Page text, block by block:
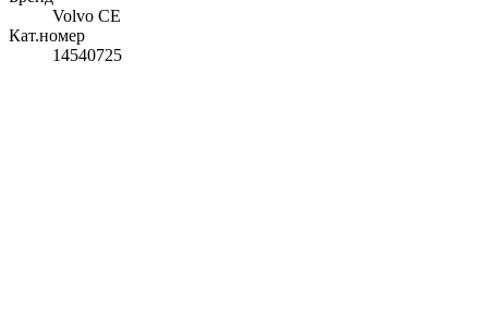
Volvo CE
Кат.номер
14540725